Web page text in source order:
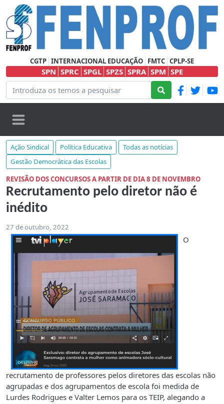
CGTP INTERNACIONAL EDUCAÇÃO FMTC CPLP-SE
SPN SPRC SPGL SPZS SPRA SPM SPE
Ação Sindical Política Educativa
Todas as notícias
Gestão Democrática das Escolas
REVISÃO DOS CONCURSOS A PARTIR DE DIA 8 DE NOVEMBRO
Recrutamento pelo diretor não é
inédito
27 de outubro, 2022
O
recrutamento de professores pelos diretores das escolas não
agrupadas e dos agrupamentos de escola foi medida de
Lurdes Rodrigues e Valter Lemos para os TEIP, alegando a